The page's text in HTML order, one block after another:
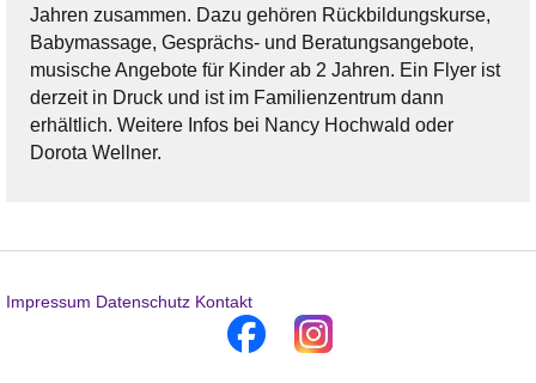
Jahren zusammen. Dazu gehören Rückbildungskurse,
Babymassage, Gesprächs- und Beratungsangebote,
musische Angebote für Kinder ab 2 Jahren. Ein Flyer ist
derzeit in Druck und ist im Familienzentrum dann
erhältlich. Weitere Infos bei Nancy Hochwald oder
Dorota Wellner.
Impressum Datenschutz Kontakt